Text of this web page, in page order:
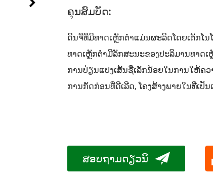
ຄຸນສົມບັດ:
ດິນຈີ່ທີ່ມີທາດເຫຼັກຕ່ຳແມ່ນຜະລິດໂດຍເຕັກໂ
ທາດເຫຼັກຕ່ຳມີລັກສະນະຂອງປະລິມານທາດ
ການປ່ຽນແປງເສັ້ນຊື່ເລັກນ້ອຍໃນການໃຫ້ຄ
ການກັດກ່ອນທີ່ດີເລີດ, ໂຄງສ້າງພາຍໃນທີ່ເປັ
ສອບຖາມດຽວນີ້